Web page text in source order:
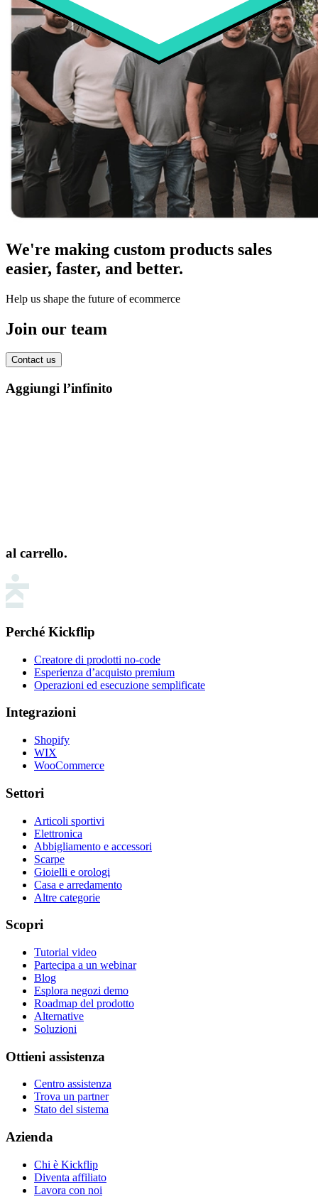
We're making custom products sales
easier, faster, and better.
Help us shape the future of ecommerce
Join our team
Contact us
Aggiungi l’infinito
al carrello.
Perché Kickflip
Creatore di prodotti no-code
Esperienza d’acquisto premium
Operazioni ed esecuzione semplificate
Integrazioni
Shopify
WIX
WooCommerce
Settori
Articoli sportivi
Elettronica
Abbigliamento e accessori
Scarpe
Gioielli e orologi
Casa e arredamento
Altre categorie
Scopri
Tutorial video
Partecipa a un webinar
Blog
Esplora negozi demo
Roadmap del prodotto
Alternative
Soluzioni
Ottieni assistenza
Centro assistenza
Trova un partner
Stato del sistema
Azienda
Chi è Kickflip
Diventa affiliato
Lavora con noi